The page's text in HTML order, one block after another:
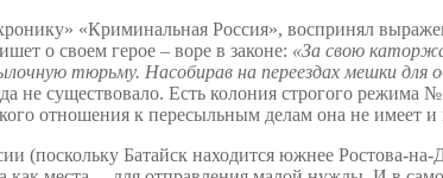
«Криминальная Россия», воспринял
о своем герое – воре в законе: «За свою
тюрьму. Насобирав на переездах мешки
не существовало. Есть колония строгого режима
отношения к пересыльным делам она не имеет
(поскольку Батайск находится южнее Ростова-на-